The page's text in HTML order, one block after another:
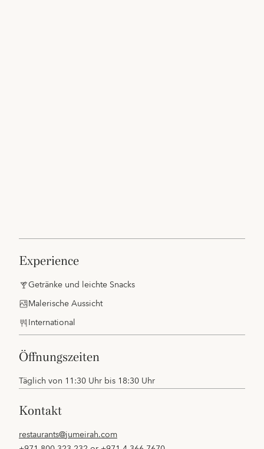
experience
Getränke und leichte Snacks
Malerische Aussicht
International
öffnungszeiten
Täglich von 11:30 Uhr bis 18:30 Uhr
kontakt
restaurants@jumeirah.com